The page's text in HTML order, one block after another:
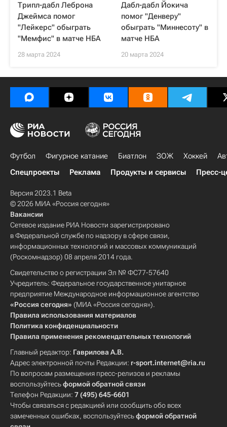
Трипл-дабл Леброна
Джеймса помог
"Лейкерс" обыграть
"Мемфис" в матче НБА
28 марта 2024
Дабл-дабл Йокича
помог "Денверу"
обыграть "Миннесоту" в
матче НБА
20 марта 2024
Футбол Фигурное катание Биатлон ЗОЖ Хоккей
Спецпроекты
Реклама Продукты и сервисы Пресс-
Версия 2023.1 Beta
© 2026 МИА «Россия сегодня»
Вакансии
Сетевое издание РИА Новости зарегистрировано
в Федеральной службе по надзору в сфере связи,
информационных технологий и массовых коммуникаций
(Роскомнадзор) 08 апреля 2014 года.
Свидетельство о регистрации Эл № ФС77-57640
Учредитель: Федеральное государственное унитарное
предприятие Международное информационное агентство
«Россия сегодня» (МИА «Россия сегодня»).
Правила использования материалов
Политика конфиденциальности
Правила применения рекомендательных технологий
Главный редактор: Гаврилова А.В.
Адрес электронной почты Редакции: r-sport.internet@ria.ru
По вопросам размещения пресс-релизов и рекламы
воспользуйтесьформой обратной связи
Телефон Редакции: 7 (495) 645-6601
Чтобы связаться с редакцией или сообщить обо всех
замеченных ошибках, воспользуйтесьформой обратной